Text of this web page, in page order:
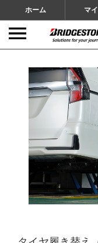
ホーム マ